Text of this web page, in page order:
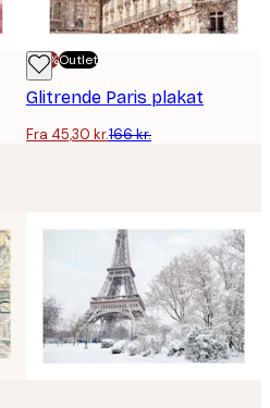
-70%Outlet
Glitrende Paris plakat
Fra 45,30 kr.166 kr.